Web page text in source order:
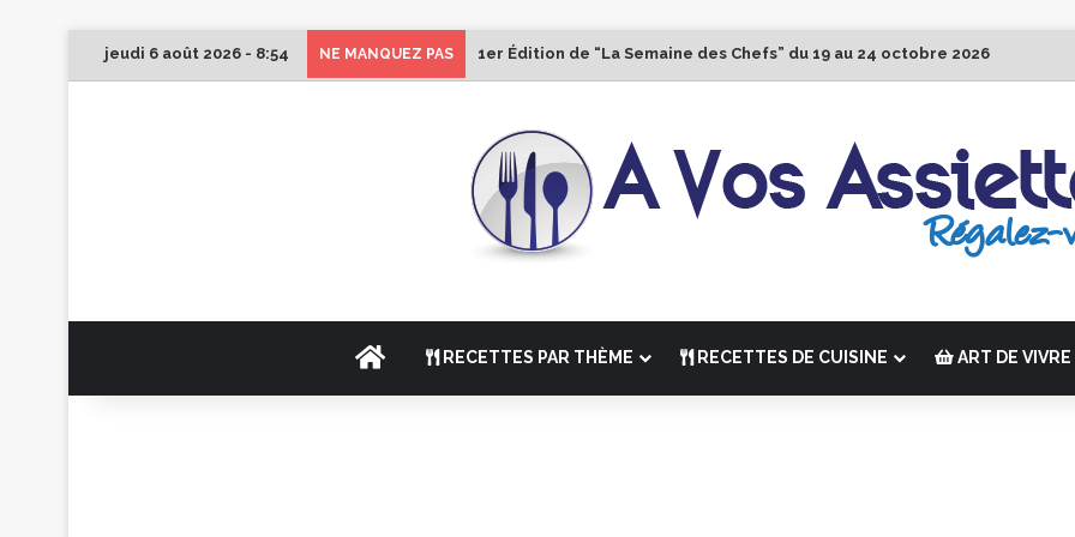
jeudi 6 août 2026 - 8:54 NE MANQUEZ PAS 1er Édition de “La Semaine des Chefs” du 19 au 24 octobre 2026
ACCUEILRECETTES PAR THÈME RECETTES DE CUISINE ART DE VIVRE